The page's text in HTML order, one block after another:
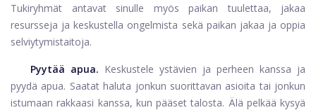
Tukiryhmät antavat sinulle myös paikan tuulettaa, jakaa
resursseja ja keskustella ongelmista sekä paikan jakaa ja oppia
selviytymistaitoja.
Pyytää apua. Keskustele ystävien ja perheen kanssa ja
pyydä apua. Saatat haluta jonkun suorittavan asioita tai jonkun
istumaan rakkaasi kanssa, kun pääset talosta. Älä pelkää kysyä